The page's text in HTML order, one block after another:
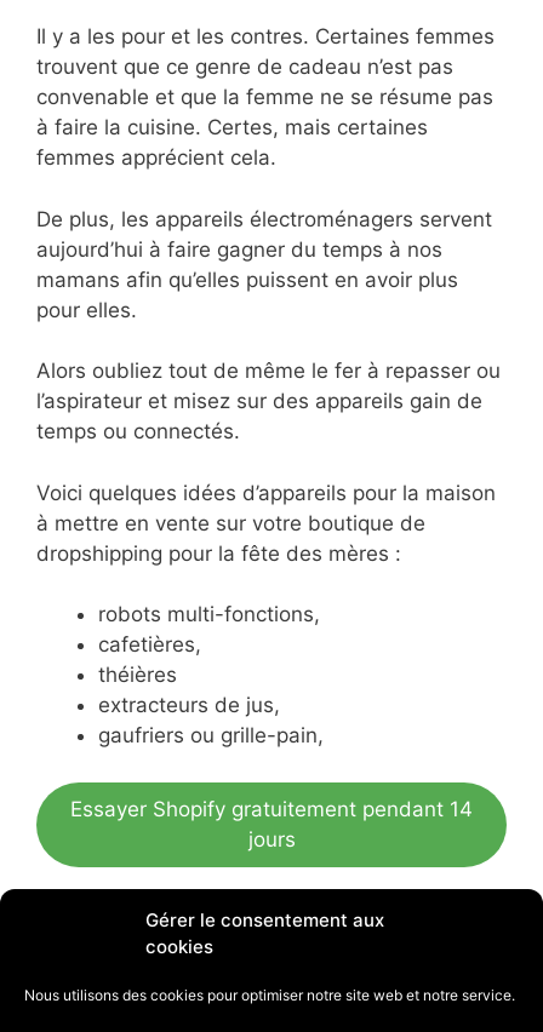
Gérer le consentement aux
cookies
Nous utilisons des cookies pour optimiser notre site web et notre service.
Il y a les pour et les contres. Certaines femmes
trouvent que ce genre de cadeau n’est pas
convenable et que la femme ne se résume pas
à faire la cuisine. Certes, mais certaines
femmes apprécient cela.
De plus, les appareils électroménagers servent
aujourd’hui à faire gagner du temps à nos
mamans afin qu’elles puissent en avoir plus
pour elles.
Alors oubliez tout de même le fer à repasser ou
l’aspirateur et misez sur des appareils gain de
temps ou connectés.
Voici quelques idées d’appareils pour la maison
à mettre en vente sur votre boutique de
dropshipping pour la fête des mères :
robots multi-fonctions,
cafetières,
théières
extracteurs de jus,
gaufriers ou grille-pain,
Essayer Shopify gratuitement pendant 14
jours
Vendre des objets de
décoration
Cela fait parti des tops cadeaux pour la fête